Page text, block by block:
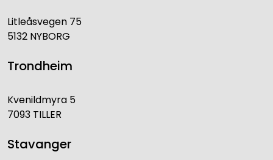
Litleåsvegen 75
5132 NYBORG
Trondheim
Kvenildmyra 5
7093 TILLER
Stavanger